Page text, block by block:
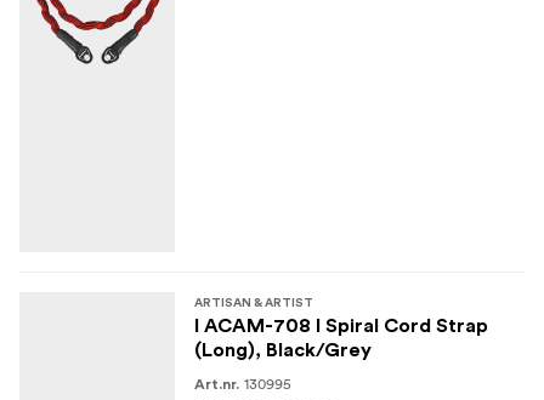
ARTISAN & ARTIST
I ACAM-708 I Spiral Cord Strap
(Long), Black/Grey
Art.nr. 130995